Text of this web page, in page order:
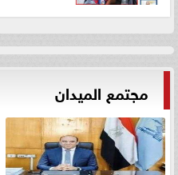
مجتمع الميدان